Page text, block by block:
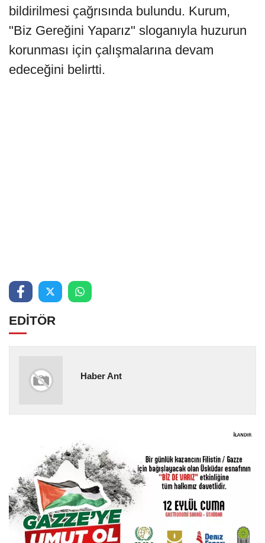
bildirilmesi çağrısında bulundu. Kurum,
"Biz Gereğini Yaparız" sloganıyla huzurun
korunması için çalışmalarına devam
edeceğini belirtti.
EDİTÖR
Haber Ant